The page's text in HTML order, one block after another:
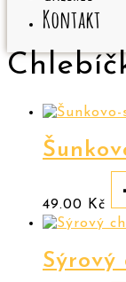
Kontakt
49.00 Kč
Sýrový